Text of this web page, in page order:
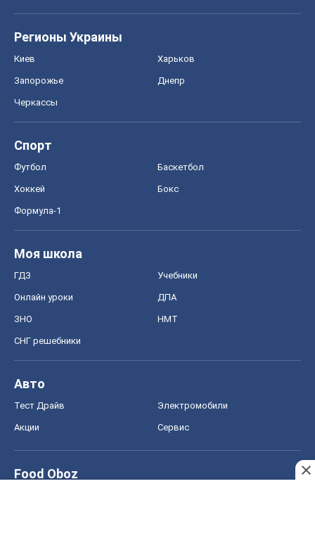
Регионы Украины
Киев Харьков
Запорожье Днепр
Черкассы
Спорт
Футбол Баскетбол
Хоккей Бокс
Формула-1
Моя школа
ГДЗ Учебники
Онлайн уроки ДПА
ЗНО НМТ
СНГ решебники
Авто
Тест Драйв Электромобили
Акции Сервис
Food Oboz